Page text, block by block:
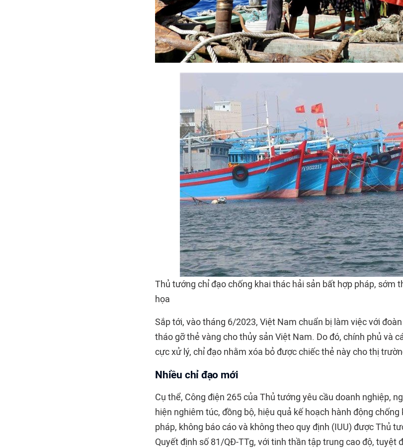
Thủ tướng chỉ đạo chống khai thác hải sản bất hợp pháp, sớm
họa
Sắp tới, vào tháng 6/2023, Việt Nam chuẩn bị làm việc với
tháo gỡ thẻ vàng cho thủy sản Việt Nam. Do đó, chính phủ và
cực xử lý, chỉ đạo nhằm xóa bỏ được chiếc thẻ này cho thị
Nhiều chỉ đạo mới
Cụ thể, Công điện 265 của Thủ tướng yêu cầu doanh nghiệp,
hiện nghiêm túc, đồng bộ, hiệu quả kế hoạch hành động
pháp, không báo cáo và không theo quy định (IUU) được Thủ
Quyết định số 81/QĐ-TTg, với tinh thần tập trung cao độ, tuyệt